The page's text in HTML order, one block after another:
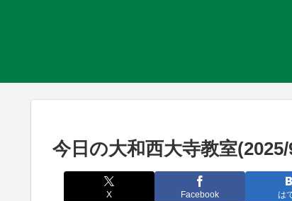
今日の大和西大寺教室
X Facebook は